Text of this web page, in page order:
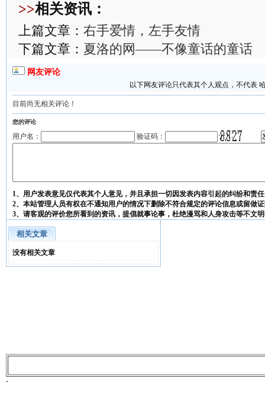
>>相关资讯：
上篇文章： 右手爱情，左手友情
下篇文章： 夏洛的网——不像童话的童话
网友评论
以下网友评论只代表其个人观点，不代表
目前尚无相关评论！
您的评论
用户名： 验证码：
1、用户发表意见仅代表其个人意见，并且承担一切因发表内容引起的纠纷和责
2、本站管理人员有权在不通知用户的情况下删除不符合规定的评论信息或留做
3、请客观的评价您所看到的资讯，提倡就事论事，杜绝漫骂和人身攻击等不文
相关文章
没有相关文章
-